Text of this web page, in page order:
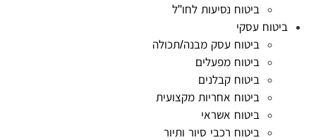
ביטוח נסיעות לחו"ל
ביטוח עסקי
ביטוח עסק מבנה/תכולה
ביטוח מפעלים
ביטוח קבלנים
ביטוח אחריות מקצועית
ביטוח אשראי
ביטוח רכבי סיור ותיור